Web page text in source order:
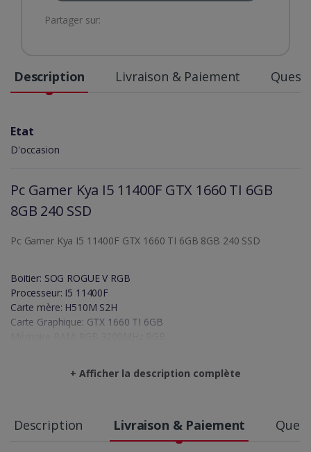
Partager sur:
Description Livraison & Paiement
Etat
D'occasion
Pc Gamer Kya I5 11400F GTX 1660 TI 6GB
8GB 240 SSD
Pc Gamer Kya I5 11400F GTX 1660 TI 6GB 8GB 240 SSD
Boitier: SOG ROGUE V RGB
Processeur: I5 11400F
Carte mère: H510M S2H
Carte Graphique: GTX 1660 TI 6GB
Montage: gratuit
Ajout Mémoire: XLR8 DDR4 3200MHz 8GB :160Dt
Ajout HDD: 1 Tera : 160dt
+ Afficher la description complète
Description Livraison & Paiement